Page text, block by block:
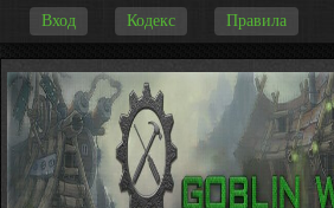
Вход Кодекс Правила